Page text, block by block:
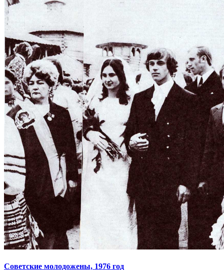
Советские молодожены, 1976 год